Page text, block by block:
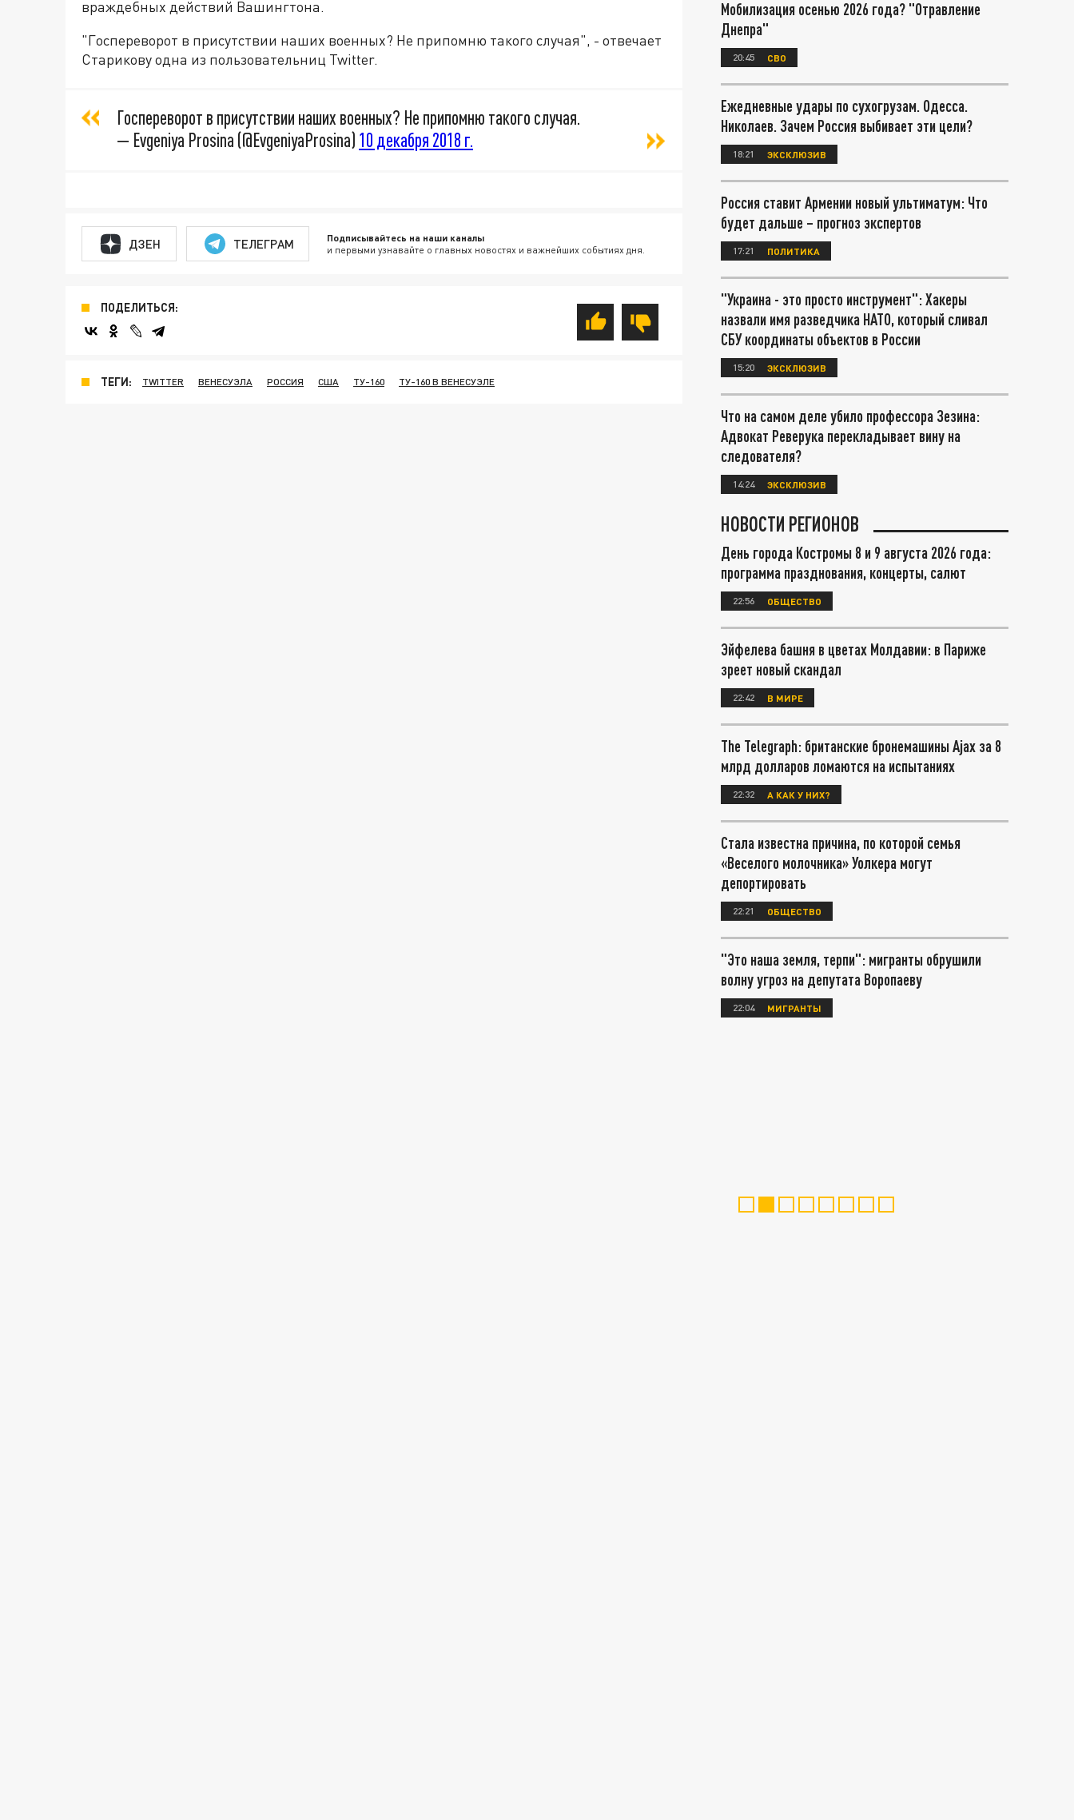
враждебных действий Вашингтона.
"Госпереворот в присутствии наших военных? Не припомню такого случая", - отвечает
Старикову одна из пользовательниц Twitter.
Госпереворот в присутствии наших военных? Не припомню такого случая.
— Evgeniya Prosina (@EvgeniyaProsina) 10 декабря 2018 г.
ДЗЕН ТЕЛЕГРАМ Подписывайтесь на наши каналы
и первыми узнавайте о главных новостях и важнейших событиях дня.
ПОДЕЛИТЬСЯ:
ТЕГИ: TWITTER ВЕНЕСУЭЛА РОССИЯ США ТУ-160 ТУ-160 В ВЕНЕСУЭЛЕ
Мобилизация осенью 2026 года? "Отравление
Днепра"
20:45 СВО
Ежедневные удары по сухогрузам. Одесса.
Николаев. Зачем Россия выбивает эти цели?
18:21 ЭКСКЛЮЗИВ
Россия ставит Армении новый ультиматум: Что
будет дальше – прогноз экспертов
17:21 ПОЛИТИКА
"Украина - это просто инструмент": Хакеры
назвали имя разведчика НАТО, который сливал
СБУ координаты объектов в России
15:20 ЭКСКЛЮЗИВ
Что на самом деле убило профессора Зезина:
Адвокат Реверука перекладывает вину на
следователя?
14:24 ЭКСКЛЮЗИВ
НОВОСТИ РЕГИОНОВ
День города Костромы 8 и 9 августа 2026 года:
программа празднования, концерты, салют
22:56 ОБЩЕСТВО
Эйфелева башня в цветах Молдавии: в Париже
зреет новый скандал
22:42 В МИРЕ
The Telegraph: британские бронемашины Ajax за 8
млрд долларов ломаются на испытаниях
22:32 А КАК У НИХ?
Стала известна причина, по которой семья
«Веселого молочника» Уолкера могут
депортировать
22:21 ОБЩЕСТВО
"Это наша земля, терпи": мигранты обрушили
волну угроз на депутата Воропаеву
22:04 МИГРАНТЫ